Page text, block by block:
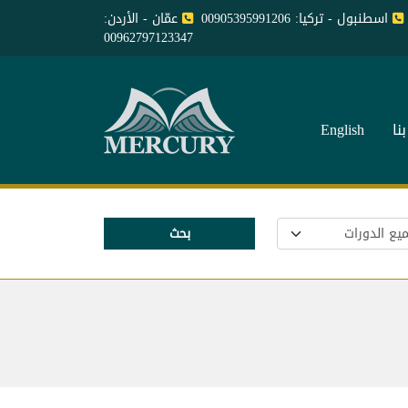
اسطنبول - تركيا: 00905395991206 عمّان - الأردن:
00962797123347
English
بحث